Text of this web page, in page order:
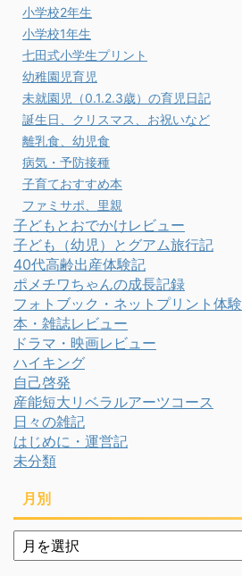
小学校2年生
小学校1年生
七田式小学生プリント
幼稚園児育児
未就園児（0.1.2.3歳）の育児日記
誕生日、クリスマス、お祝いなど
離乳食、幼児食
病気・予防接種
子育ておすすめ本
ファミサポ、里親
子どもとおでかけレビュー
子ども（幼児）とグアム旅行記
40代高齢出産体験記
ポメチワちゃんの成長記録
フォトブック・ネットプリント体験
本・雑誌レビュー
ドラマ・映画レビュー
ハイキング
自己啓発
産能短大リベラルアーツコース
日々の雑記
はじめに・運営記
未分類
月別
月
別